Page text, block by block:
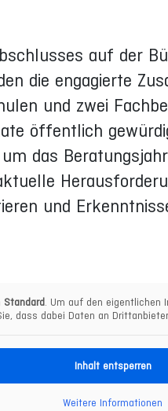
auf der
die engagierte
und zwei
öffentlich
das
und
Standard . Um auf den eigentlichen
dass dabei Daten an
Inhalt entsperren
Weitere Informationen